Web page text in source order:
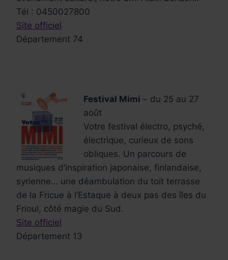
Tél : 0450027800
Site officiel
Département 74
Festival Mimi – du 25 au 27
août
Votre festival électro, psyché,
électrique, curieux de sons
obliques. Un parcours de
musiques d’inspiration japonaise, finlandaise,
syrienne… une déambulation du toit terrasse
de la Fricue à l’Estaque à deux pas des îles du
Frioul, côté magie du Sud.
Site officiel
Département 13